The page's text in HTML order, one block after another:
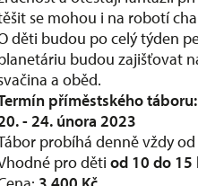
se mohou i na robotí
děti budou po celý týden
budou zajišťovat
a oběd.
příměstského táboru:
- 24. února 2023
probíhá denně vždy
pro dětiod 10 do 15